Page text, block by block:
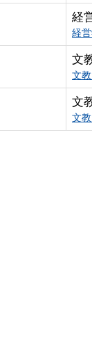
経
経
文
文
文
文